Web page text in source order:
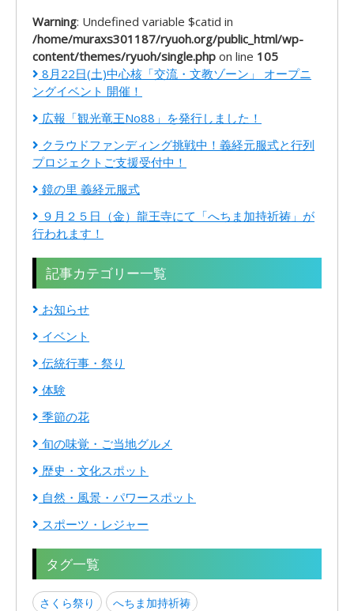
Warning: Undefined variable $catid in
/home/muraxs301187/ryuoh.org/public_html/wp-
content/themes/ryuoh/single.php on line 105
8月22日(土)中心核「交流・文教ゾーン」 オープニ
ングイベント 開催！
広報「観光竜王No88」を発行しました！
クラウドファンディング挑戦中！義経元服式と行列
プロジェクトご支援受付中！
鏡の里 義経元服式
９月２５日（金）龍王寺にて「へちま加持祈祷」が
行われます！
記事カテゴリー一覧
お知らせ
イベント
伝統行事・祭り
体験
季節の花
旬の味覚・ご当地グルメ
歴史・文化スポット
自然・風景・パワースポット
スポーツ・レジャー
タグ一覧
さくら祭り
へちま加持祈祷